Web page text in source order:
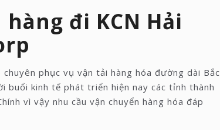
đi KCN Hải
phục vụ vận tải hàng hóa đường dài Bắc
buổi kinh tế phát triển hiện nay các tỉnh thành
vì vậy nhu cầu vận chuyển hàng hóa đáp